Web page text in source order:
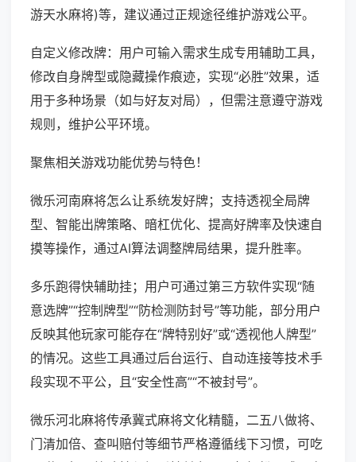
游天水麻将)等，建议通过正规途径维护游戏公平。
自定义修改牌：用户可输入需求生成专用辅助工具，
修改自身牌型或隐藏操作痕迹，实现“必胜”效果，适
用于多种场景（如与好友对局），但需注意遵守游戏
规则，维护公平环境。
聚焦相关游戏功能优势与特色！
微乐河南麻将怎么让系统发好牌；支持透视全局牌
型、智能出牌策略、暗杠优化、提高好牌率及快速自
摸等操作，通过AI算法调整牌局结果，提升胜率。
多乐跑得快辅助挂；用户可通过第三方软件实现“随
意选牌”“控制牌型”“防检测防封号”等功能，部分用户
反映其他玩家可能存在“牌特别好”或“透视他人牌型”
的情况。这些工具通过后台运行、自动连接等技术手
段实现不平公，且“安全性高”“不被封号”。
微乐河北麻将传承冀式麻将文化精髓，二五八做将、
门清加倍、查叫赔付等细节严格遵循线下习惯，可吃